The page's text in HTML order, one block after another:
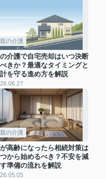
親の介護
介護で自宅売却はいつ決断
きか？最適なタイミングと
を守る進め方を解説
親の介護
高齢になったら相続対策は
から始めるべき？不安を減
準備の流れを解説